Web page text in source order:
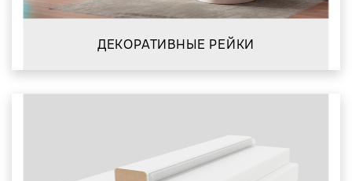
ДЕКОРАТИВНЫЕ РЕЙКИ